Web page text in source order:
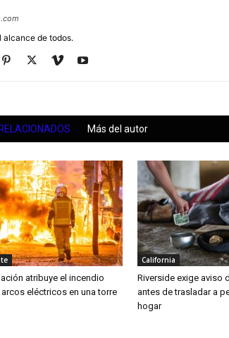
alcance de todos.
Más del autor
atribuye el incendio
arcos eléctricos en una torre
California
Riverside exige aviso
antes de trasladar a
hogar